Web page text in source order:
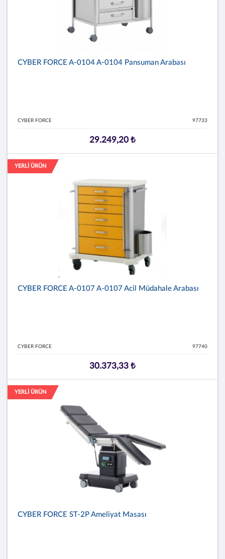
CYBER FORCE A-0104 A-0104 Pansuman Arabası
CYBER FORCE 97733
29.249,20 ₺
YERLİ ÜRÜN
CYBER FORCE A-0107 A-0107 Acil Müdahale Arabası
CYBER FORCE 97740
30.373,33 ₺
YERLİ ÜRÜN
CYBER FORCE ST-2P Ameliyat Masası